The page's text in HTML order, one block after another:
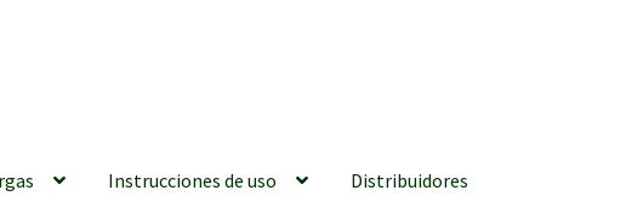
Instrucciones de uso Distribuidores